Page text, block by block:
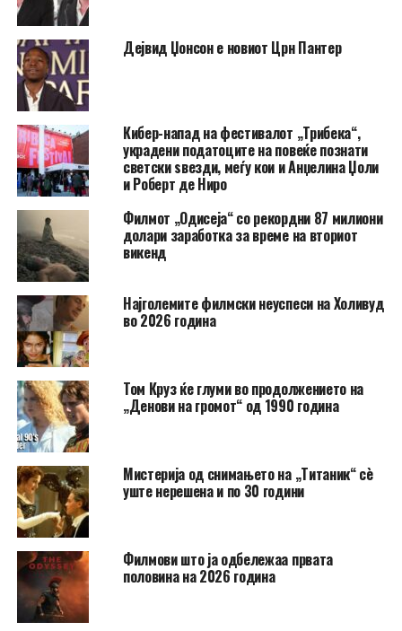
Дејвид Џонсон е новиот Црн Пантер
Кибер-напад на фестивалот „Трибека“,
украдени податоците на повеќе познати
светски ѕвезди, меѓу кои и Анџелина Џоли
и Роберт де Ниро
Филмот „Одисеја“ со рекордни 87 милиони
долари заработка за време на вториот
викенд
Најголемите филмски неуспеси на Холивуд
во 2026 година
Том Круз ќе глуми во продолжението на
„Денови на громот“ од 1990 година
Мистерија од снимањето на „Титаник“ сè
уште нерешена и по 30 години
Филмови што ја одбележаа првата
половина на 2026 година